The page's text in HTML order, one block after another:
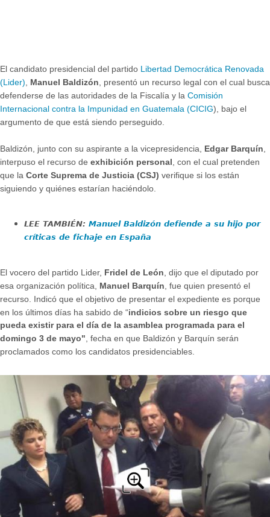
El candidato presidencial del partido Libertad Democrática Renovada
(Lider)
Manuel Baldizón , presentó un recurso legal con el cual busca
defenderse de las autoridades de la Fiscalía y la Comisión
Internacional contra la Impunidad en Guatemala (CICIG), bajo el
argumento de que está siendo perseguido.
Baldizón, junto con su aspirante a la vicepresidencia, Edgar Barquín
interpuso el recurso de exhibición personal , con el cual pretenden
que la Corte Suprema de Justicia (CSJ) verifique si los están
siguiendo y quiénes estarían haciéndolo.
LEE TAMBIÉN: Manuel Baldizón defiende a su hijo por
críticas de fichaje en España
El vocero del partido Lider, Fridel de León, dijo que el diputado por
esa organización política, Manuel Barquín, fue quien presentó el
recurso. Indicó que el objetivo de presentar el expediente es porque
en los últimos días ha sabido de “indicios sobre un riesgo que
pueda existir para el día de la asamblea programada para el
domingo 3 de mayo", fecha en que Baldizón y Barquín serán
proclamados como los candidatos presidenciables.